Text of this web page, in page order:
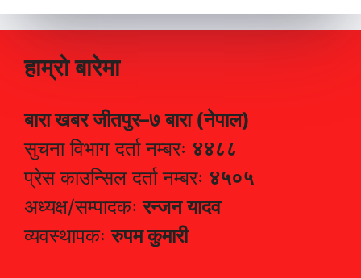
हाम्रो बारेमा
बारा खबर जीतपुर–७ बारा (नेपाल)
सुचना विभाग दर्ता नम्बरः ४४८८
प्रेस काउन्सिल दर्ता नम्बरः ४५०५
अध्यक्ष/सम्पादकःरन्जन यादव
व्यवस्थापकःरुपम कुमारी